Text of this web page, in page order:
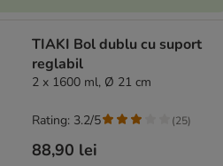
TIAKI Bol dublu cu suport
reglabil
2 x 1600 ml, Ø 21 cm
88,90 lei
Rating: 3.2/5 (25)